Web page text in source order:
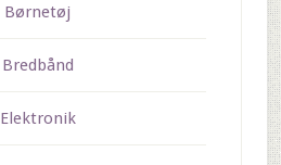
Børnetøj
Bredbånd
Elektronik